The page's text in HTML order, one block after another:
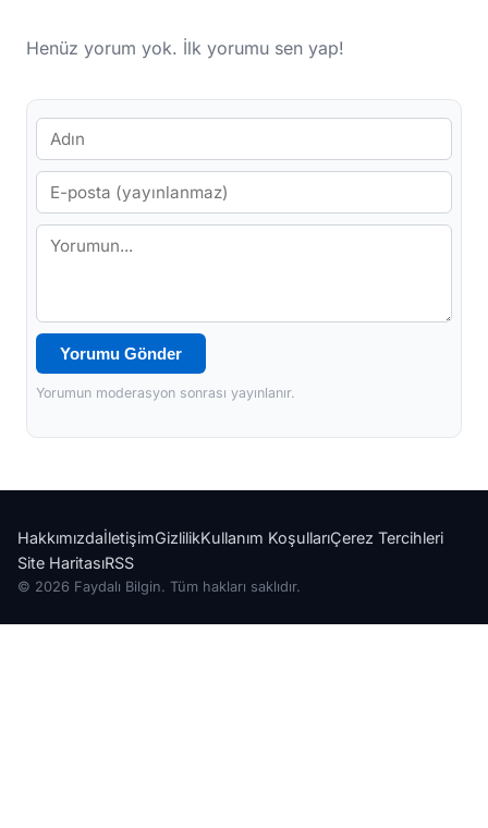
Henüz yorum yok. İlk yorumu sen yap!
Yorumu Gönder
Yorumun moderasyon sonrası yayınlanır.
HakkımızdaİletişimGizlilikKullanım KoşullarıÇerez Tercihleri
Site HaritasıRSS
© 2026 Faydalı Bilgin. Tüm hakları saklıdır.